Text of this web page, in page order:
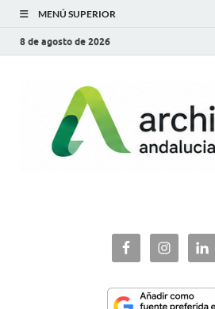
MENÚ SUPERIOR
8 de agosto de 2026